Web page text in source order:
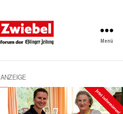
Vereinsforum
Eßlinger
Zeitung
Menü
ANZEIGE